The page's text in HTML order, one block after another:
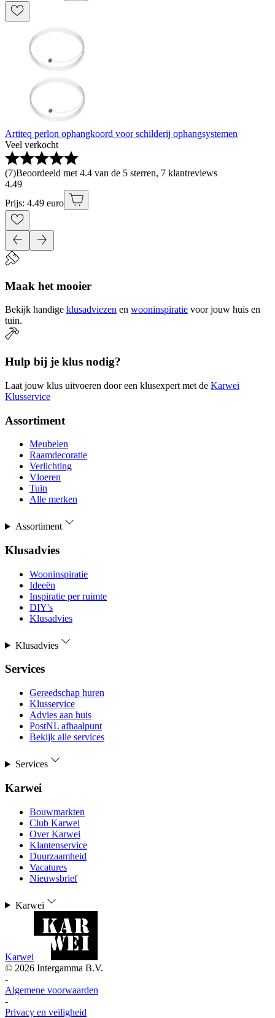
Artiteq perlon ophangkoord voor schilderij ophangsystemen
Veel verkocht
(7)Beoordeeld met 4.4 van de 5 sterren, 7 klantreviews
4.49
Prijs: 4.49 euro
Maak het mooier
Bekijk handige klusadviezen en wooninspiratie voor jouw huis en
tuin.
Hulp bij je klus nodig?
Laat jouw klus uitvoeren door een klusexpert met de Karwei
Klusservice
Assortiment
Meubelen
Raamdecoratie
Verlichting
Vloeren
Tuin
Alle merken
Assortiment
Klusadvies
Wooninspiratie
Ideeën
Inspiratie per ruimte
DIY's
Klusadvies
Klusadvies
Services
Gereedschap huren
Klusservice
Advies aan huis
PostNL afhaalpunt
Bekijk alle services
Services
Karwei
Bouwmarkten
Club Karwei
Over Karwei
Klantenservice
Duurzaamheid
Vacatures
Nieuwsbrief
Karwei
Karwei
© 2026 Intergamma B.V.
-
Algemene voorwaarden
-
Privacy en veiligheid